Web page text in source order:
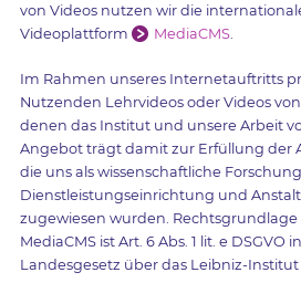
von Videos nutzen wir die
Videoplattform
MediaCMS.
Im Rahmen unseres Internetauftritts
Nutzenden Lehrvideos oder Videos
denen das Institut und unsere Arbeit
Angebot trägt damit zur Erfüllung der
die uns als wissenschaftliche
Dienstleistungseinrichtung und
zugewiesen wurden.
MediaCMS ist Art. 6 Abs. 1 lit. e DSGVO
Landesgesetz über das Leibniz-Institut